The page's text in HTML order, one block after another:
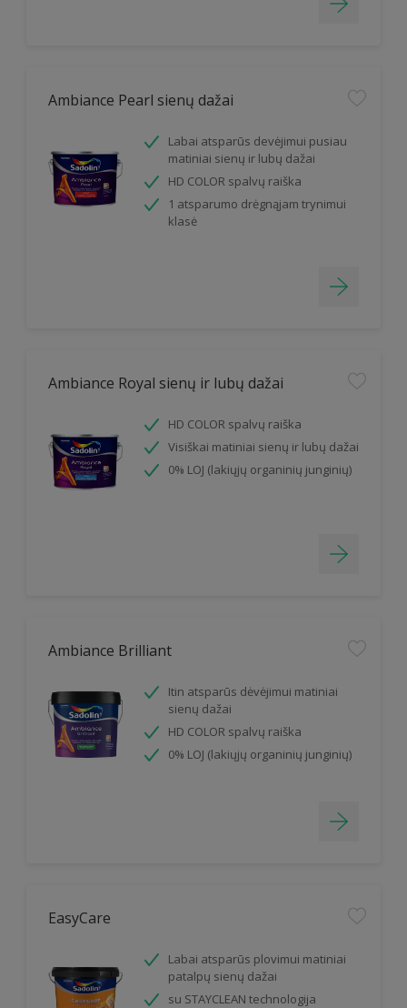
Ambiance Pearl sienų dažai
Labai atsparūs devėjimui pusiau
matiniai sienų ir lubų dažai
HD COLOR spalvų raiška
1 atsparumo drėgnąjam trynimui
klasė
Ambiance Royal sienų ir lubų dažai
HD COLOR spalvų raiška
Visiškai matiniai sienų ir lubų dažai
0% LOJ (lakiųjų organinių junginių)
Ambiance Brilliant
Itin atsparūs dėvėjimui matiniai
sienų dažai
HD COLOR spalvų raiška
0% LOJ (lakiųjų organinių junginių)
EasyCare
Labai atsparūs plovimui matiniai
patalpų sienų dažai
su STAYCLEAN technologija